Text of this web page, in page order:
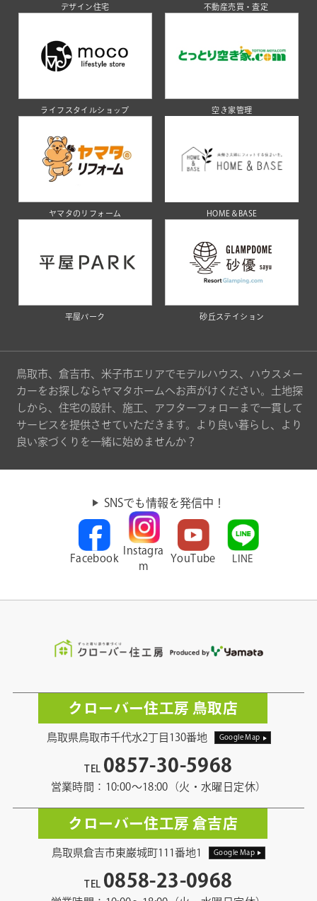
デザイン住宅 不動産売買・査定
ライフスタイルショップ 空き家管理
ヤマタのリフォーム HOME＆BASE
平屋パーク 砂丘ステイション
鳥取市、倉吉市、米子市エリアでモデルハウス、ハウスメー
カーをお探しならヤマタホームへお声がけください。土地探
しから、住宅の設計、施工、アフターフォローまで一貫して
サービスを提供させていただきます。より良い暮らし、より
良い家づくりを一緒に始めませんか？
SNSでも情報を発信中！
Facebook
Instagra
m
YouTube LINE
クローバー住工房 鳥取店
鳥取県鳥取市千代水2丁目130番地 Google Map
TEL 0857-30-5968
営業時間：10:00〜18:00（火・水曜日定休）
クローバー住工房 倉吉店
鳥取県倉吉市東巌城町111番地1 Google Map
TEL 0858-23-0968